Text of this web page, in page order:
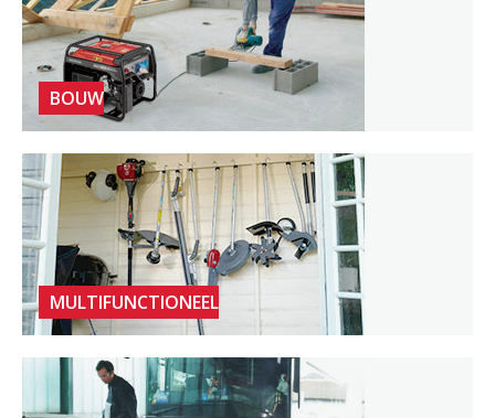
BOUW
MULTIFUNCTIONEEL